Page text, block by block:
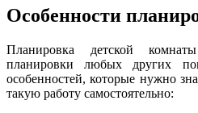
Особенности
Планировка детской
планировки любых других
особенностей, которые нужно
такую работу самостоятельно: